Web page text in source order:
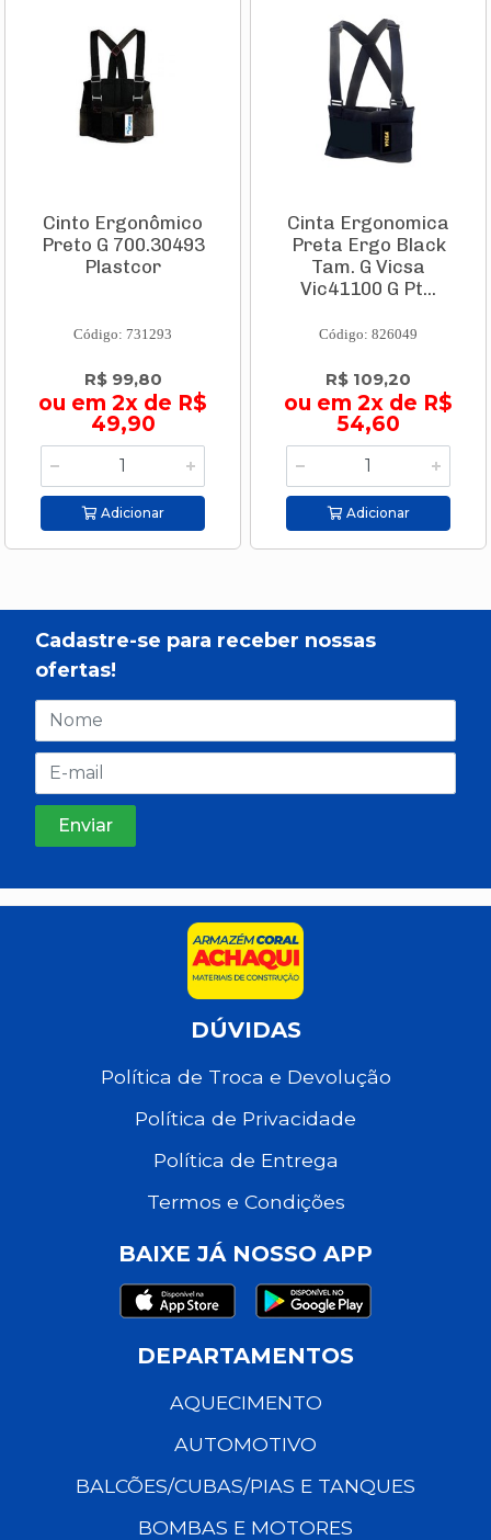
Cinto Ergonômico
Preto G 700.30493
Plastcor
Código: 731293
R$ 99,80
ou em 2x de R$
49,90
Adicionar
Cinta Ergonomica
Preta Ergo Black
Tam. G Vicsa
Vic41100 G Pt...
Código: 826049
R$ 109,20
ou em 2x de R$
54,60
Adicionar
Cadastre-se para receber nossas
ofertas!
DÚVIDAS
Política de Troca e Devolução
Política de Privacidade
Política de Entrega
Termos e Condições
BAIXE JÁ NOSSO APP
DEPARTAMENTOS
AQUECIMENTO
AUTOMOTIVO
BALCÕES/CUBAS/PIAS E TANQUES
BOMBAS E MOTORES